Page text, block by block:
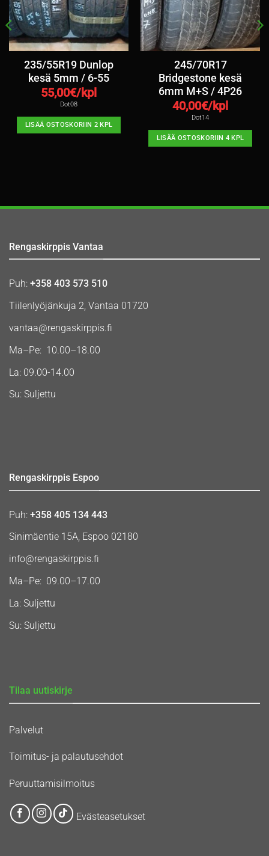
235/55R19 Dunlop
kesä 5mm / 6-55
55,00€/kpl
Dot08
LISÄÄ OSTOSKORIIN 2 KPL
245/70R17
Bridgestone kesä
6mm M+S / 4P26
40,00€/kpl
Dot14
LISÄÄ OSTOSKORIIN 4 KPL
Rengaskirppis Vantaa
Puh: +358 403 573 510
Tiilenlyöjänkuja 2, Vantaa 01720
vantaa@rengaskirppis.fi
Ma–Pe: 10.00–18.00
La: 09.00-14.00
Su: Suljettu
Rengaskirppis Espoo
Puh: +358 405 134 443
Sinimäentie 15A, Espoo 02180
info@rengaskirppis.fi
Ma–Pe: 09.00–17.00
La: Suljettu
Su: Suljettu
Tilaa uutiskirje
Palvelut
Toimitus- ja palautusehdot
Peruuttamisilmoitus
Evästeasetukset